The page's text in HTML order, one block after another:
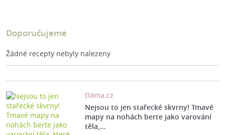
Doporučujeme
Žádné recepty nebyly nalezeny
Dáma.cz
Nejsou to jen stařecké skvrny! Tmavé
mapy na nohách berte jako varování
těla,…